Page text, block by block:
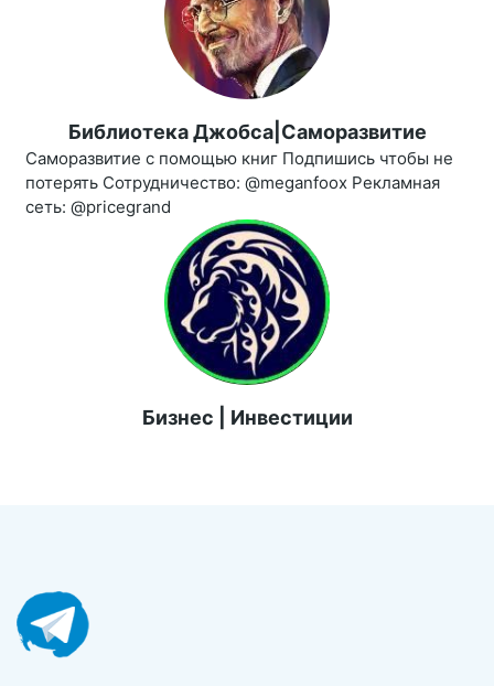
Библиотека Джобса|Саморазвитие
Саморазвитие с помощью книг Подпишись чтобы не
потерять Сотрудничество: @meganfoox Рекламная
сеть: @pricegrand
Бизнес | Инвестиции